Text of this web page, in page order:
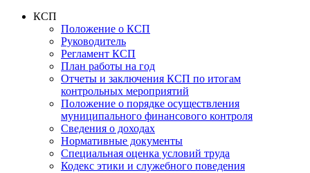
КСП
Положение о КСП
Руководитель
Регламент КСП
План работы на год
Отчеты и заключения КСП по итогам
контрольных мероприятий
Положение о порядке осуществления
муниципального финансового контроля
Сведения о доходах
Нормативные документы
Специальная оценка условий труда
Кодекс этики и служебного поведения